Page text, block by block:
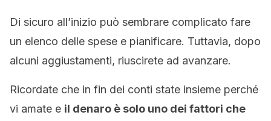
Di sicuro all’inizio può sembrare complicato fare
un elenco delle spese e pianificare. Tuttavia, dopo
alcuni aggiustamenti, riuscirete ad avanzare.
Ricordate che in fin dei conti state insieme perché
vi amate e il denaro è solo uno dei fattori che